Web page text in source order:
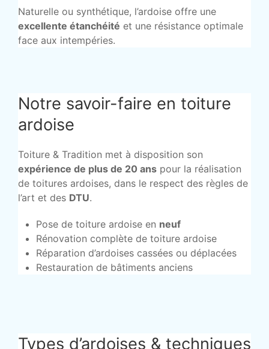
Naturelle ou synthétique, l’ardoise offre une
excellente étanchéité et une résistance optimale
face aux intempéries.
Notre savoir-faire en toiture
ardoise
Toiture & Tradition met à disposition son
expérience de plus de 20 ans pour la réalisation
de toitures ardoises, dans le respect des règles de
l’art et des DTU.
Pose de toiture ardoise en neuf
Rénovation complète de toiture ardoise
Réparation d’ardoises cassées ou déplacées
Restauration de bâtiments anciens
Types d’ardoises & techniques